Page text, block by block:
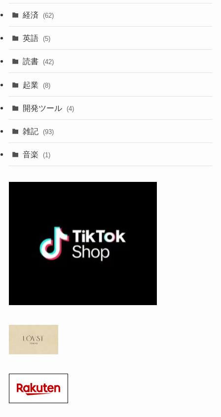
経済 (62)
英語 (5)
読書 (42)
起業 (8)
開発ツール (4)
雑記 (93)
音楽 (1)